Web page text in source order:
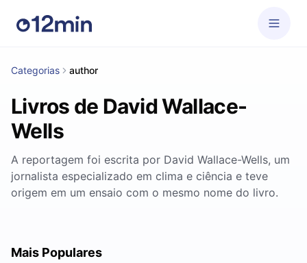
Categorias author
Livros de David Wallace-
Wells
A reportagem foi escrita por David Wallace-Wells, um
jornalista especializado em clima e ciência e teve
origem em um ensaio com o mesmo nome do livro.
Mais Populares